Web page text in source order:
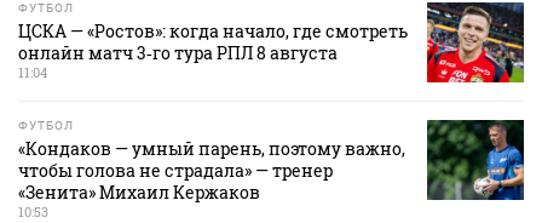
ФУТБОЛ
ЦСКА — «Ростов»: когда начало, где смотреть
онлайн матч 3‑го тура РПЛ 8 августа
11:04
ФУТБОЛ
«Кондаков — умный парень, поэтому важно,
чтобы голова не страдала» — тренер
«Зенита» Михаил Кержаков
10:53